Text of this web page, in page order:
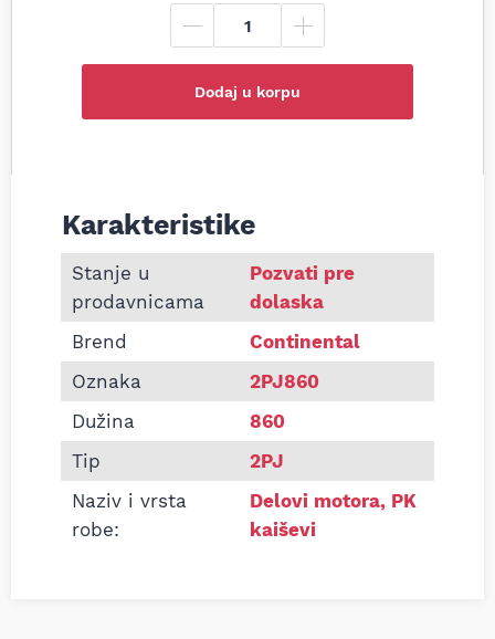
Dodaj u korpu
Informacije o Pk kaiš Continental 2PJ860
Karakteristike
Stanje u
prodavnicama
Pozvati pre
dolaska
Brend
Continental
Oznaka
2PJ860
Dužina
860
Tip
2PJ
Naziv i vrsta
robe:
Delovi motora, PK
kaiševi